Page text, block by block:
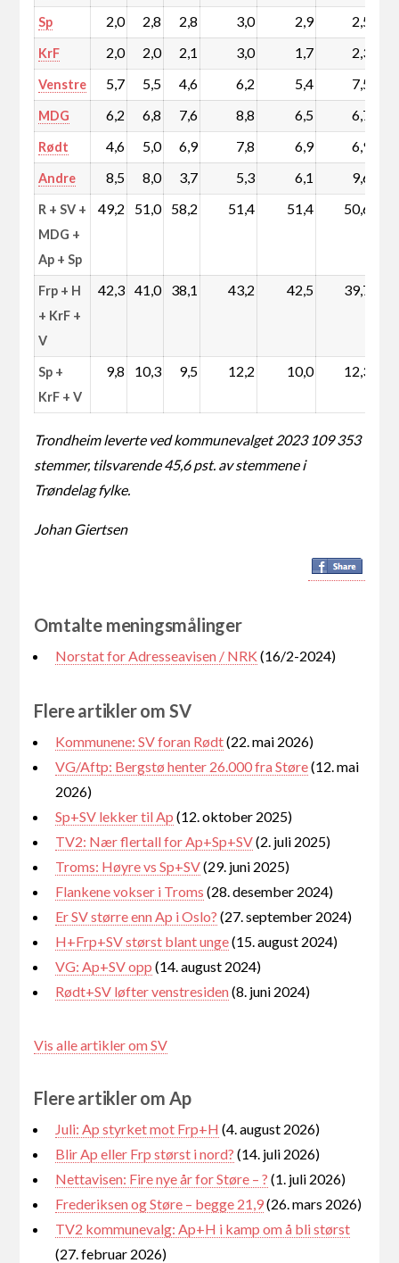
Sp 2,0 2,8 2,8 3,0 2,9 2,5
KrF 2,0 2,0 2,1 3,0 1,7 2,3
Venstre 5,7 5,5 4,6 6,2 5,4 7,5
MDG 6,2 6,8 7,6 8,8 6,5 6,7
Rødt 4,6 5,0 6,9 7,8 6,9 6,9
Andre 8,5 8,0 3,7 5,3 6,1 9,6
R + SV +
MDG +
Ap + Sp
49,2 51,0 58,2 51,4 51,4 50,6
Frp + H
+ KrF +
V
42,3 41,0 38,1 43,2 42,5 39,7
Sp +
KrF + V
9,8 10,3 9,5 12,2 10,0 12,3
Trondheim leverte ved kommunevalget 2023 109 353
stemmer, tilsvarende 45,6 pst. av stemmene i
Trøndelag fylke.
Johan Giertsen
Omtalte meningsmålinger
Norstat for Adresseavisen / NRK (16/2-2024)
Flere artikler om SV
Kommunene: SV foran Rødt(22. mai 2026)
VG/Aftp: Bergstø henter 26.000 fra Støre(12. mai
2026)
Sp+SV lekker til Ap (12. oktober 2025)
TV2: Nær flertall for Ap+Sp+SV(2. juli 2025)
Troms: Høyre vs Sp+SV(29. juni 2025)
Flankene vokser i Troms (28. desember 2024)
Er SV større enn Ap i Oslo? (27. september 2024)
H+Frp+SV størst blant unge(15. august 2024)
VG: Ap+SV opp (14. august 2024)
Rødt+SV løfter venstresiden(8. juni 2024)
Vis alle artikler om SV
Flere artikler om Ap
Juli: Ap styrket mot Frp+H (4. august 2026)
Blir Ap eller Frp størst i nord? (14. juli 2026)
Nettavisen: Fire nye år for Støre – ? (1. juli 2026)
Frederiksen og Støre – begge 21,9(26. mars 2026)
TV2 kommunevalg: Ap+H i kamp om å bli størst
(27. februar 2026)